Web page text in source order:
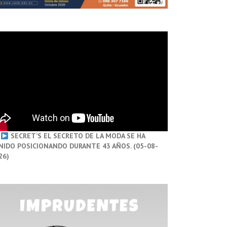
SECRET’S EL SECRETO DE LA MODA SE HA
POSICIONANDO DURANTE 43 AÑOS. (05-08-